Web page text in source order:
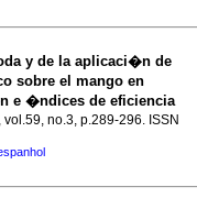
y de la aplicaci�n de
sobre el mango en
e �ndices de eficiencia
vol.59, no.3, p.289-296. ISSN